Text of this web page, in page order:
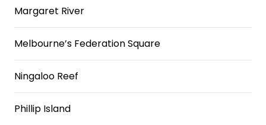
Margaret River
Melbourne’s Federation Square
Ningaloo Reef
Phillip Island